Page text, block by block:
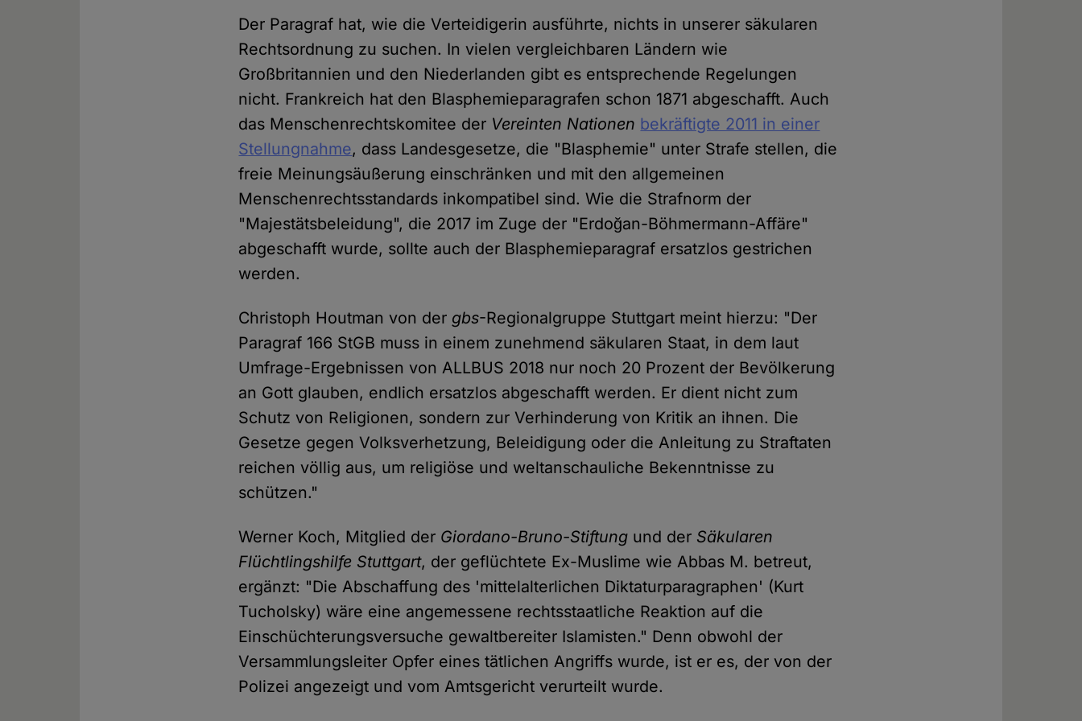
Der Paragraf hat, wie die Verteidigerin ausführte, nichts in unserer säkularen
Rechtsordnung zu suchen. In vielen vergleichbaren Ländern wie
Großbritannien und den Niederlanden gibt es entsprechende Regelungen
nicht. Frankreich hat den Blasphemieparagrafen schon 1871 abgeschafft. Auch
das Menschenrechtskomitee der Vereinten Nationen bekräftigte 2011 in einer
Stellungnahme, dass Landesgesetze, die "Blasphemie" unter Strafe stellen, die
freie Meinungsäußerung einschränken und mit den allgemeinen
Menschenrechtsstandards inkompatibel sind. Wie die Strafnorm der
"Majestätsbeleidung", die 2017 im Zuge der "Erdoğan-Böhmermann-Affäre"
abgeschafft wurde, sollte auch der Blasphemieparagraf ersatzlos gestrichen
werden.
Christoph Houtman von der gbs-Regionalgruppe Stuttgart meint hierzu: "Der
Paragraf 166 StGB muss in einem zunehmend säkularen Staat, in dem laut
Umfrage-Ergebnissen von ALLBUS 2018 nur noch 20 Prozent der Bevölkerung
an Gott glauben, endlich ersatzlos abgeschafft werden. Er dient nicht zum
Schutz von Religionen, sondern zur Verhinderung von Kritik an ihnen. Die
Gesetze gegen Volksverhetzung, Beleidigung oder die Anleitung zu Straftaten
reichen völlig aus, um religiöse und weltanschauliche Bekenntnisse zu
schützen."
Werner Koch, Mitglied der Giordano-Bruno-Stiftung und der Säkularen
Flüchtlingshilfe Stuttgart, der geflüchtete Ex-Muslime wie Abbas M. betreut,
ergänzt: "Die Abschaffung des 'mittelalterlichen Diktaturparagraphen' (Kurt
Tucholsky) wäre eine angemessene rechtsstaatliche Reaktion auf die
Einschüchterungsversuche gewaltbereiter Islamisten." Denn obwohl der
Versammlungsleiter Opfer eines tätlichen Angriffs wurde, ist er es, der von der
Polizei angezeigt und vom Amtsgericht verurteilt wurde.